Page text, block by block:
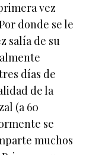
vez
donde se le
salía de su
días de
de la
(a 60
se
muchos